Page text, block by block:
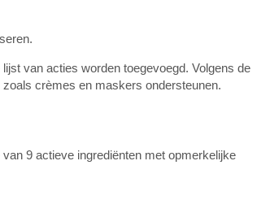
van acties worden toegevoegd. Volgens de
crèmes en maskers ondersteunen.
9 actieve ingrediënten met opmerkelijke